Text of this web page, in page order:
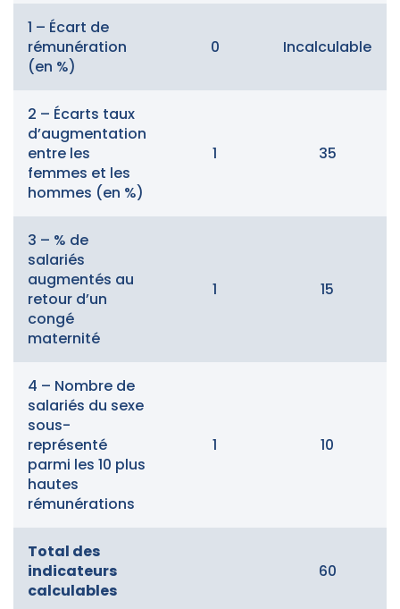
1 – Écart de
rémunération
(en %)
0 Incalculable
2 – Écarts taux
d’augmentation
entre les
femmes et les
hommes (en %)
1 35
3 – % de
salariés
augmentés au
retour d’un
congé
maternité
1 15
4 – Nombre de
salariés du sexe
sous-
représenté
parmi les 10 plus
hautes
rémunérations
1 10
Total des
indicateurs
calculables
60